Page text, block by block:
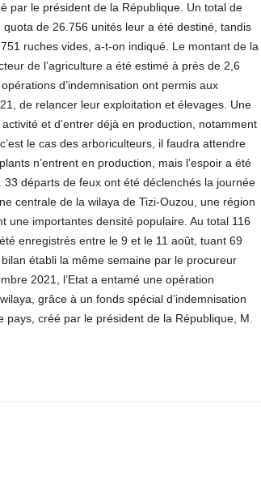
par le président de la République. Un total de
de 26.756 unités leur a été destiné, tandis
ruches vides, a-t-on indiqué. Le montant de la
de l’agriculture a été estimé à près de 2,6
d’indemnisation ont permis aux
de relancer leur exploitation et élevages. Une
et d’entrer déjà en production, notamment
le cas des arboriculteurs, il faudra attendre
n’entrent en production, mais l’espoir a été
départs de feux ont été déclenchés la journée
centrale de la wilaya de Tizi-Ouzou, une région
une importantes densité populaire. Au total 116
enregistrés entre le 9 et le 11 août, tuant 69
établi la même semaine par le procureur
2021, l’Etat a entamé une opération
grâce à un fonds spécial d’indemnisation
créé par le président de la République, M.